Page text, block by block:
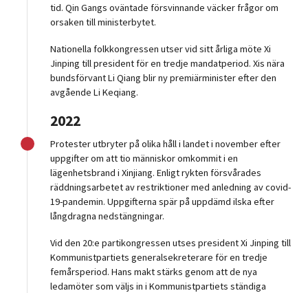
tid. Qin Gangs oväntade försvinnande väcker frågor om
orsaken till ministerbytet.
Nationella folkkongressen utser vid sitt årliga möte Xi
Jinping till president för en tredje mandatperiod. Xis nära
bundsförvant Li Qiang blir ny premiärminister efter den
avgående Li Keqiang.
2022
Protester utbryter på olika håll i landet i november efter
uppgifter om att tio människor omkommit i en
lägenhetsbrand i Xinjiang. Enligt rykten försvårades
räddningsarbetet av restriktioner med anledning av covid-
19-pandemin. Uppgifterna spär på uppdämd ilska efter
långdragna nedstängningar.
Vid den 20:e partikongressen utses president Xi Jinping till
Kommunistpartiets generalsekreterare för en tredje
femårsperiod. Hans makt stärks genom att de nya
ledamöter som väljs in i Kommunistpartiets ständiga